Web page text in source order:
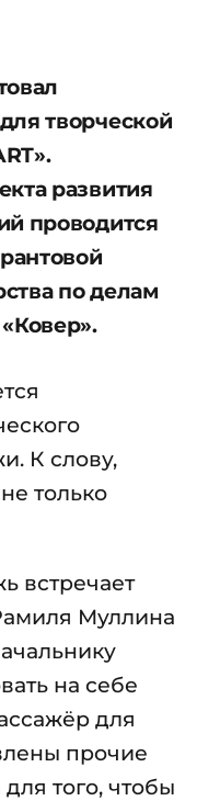
творческой
развития
проводится
по делам
К слову,
только
встречает
Муллина
на себе
для
прочие
того, чтобы